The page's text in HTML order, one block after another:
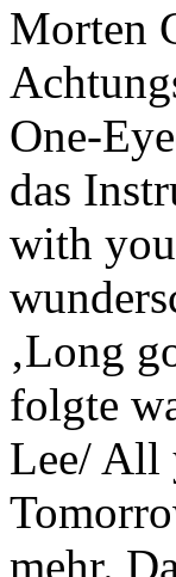
Morten
One-
das
with
‚Long
folgte
Lee/ All
mehr.